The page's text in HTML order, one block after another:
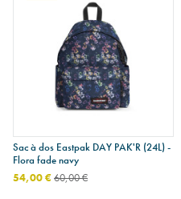
Sac à dos Eastpak DAY PAK'R (24L) -
Flora fade navy
54,00 €60,00 €